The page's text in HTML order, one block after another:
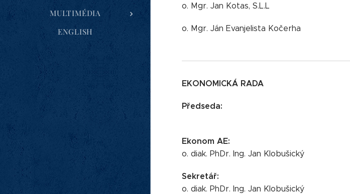
MULTIMÉDIA
ENGLISH
o. Mgr. Jan Kotas, S.L.L
o. Mgr. Ján Evanjelista Kočerha
EKONOMICKÁ RADA
Předseda:
Ekonom AE:
o. diak. PhDr. Ing. Jan Klobušický
Sekretář:
o. diak. PhDr. Ing. Jan Klobušický